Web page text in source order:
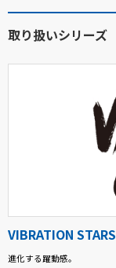
取り扱いシリーズ
VIBRATION STARS
進化する躍動感。